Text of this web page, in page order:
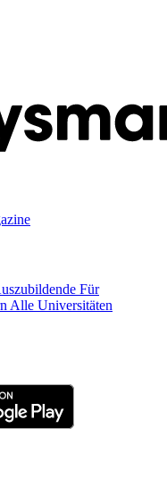
Für
Alle Universitäten